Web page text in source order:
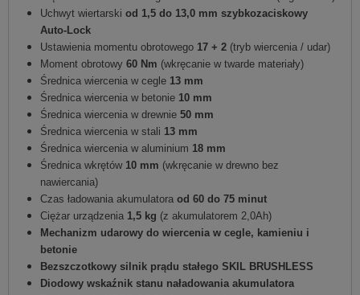
Uchwyt wiertarski od 1,5 do 13,0 mm szybkozaciskowy
Auto-Lock
Ustawienia momentu obrotowego 17 + 2 (tryb wiercenia / udar)
Moment obrotowy 60 Nm (wkręcanie w twarde materiały)
Średnica wiercenia w cegle 13 mm
Średnica wiercenia w betonie 10 mm
Średnica wiercenia w drewnie 50 mm
Średnica wiercenia w stali 13 mm
Średnica wiercenia w aluminium 18 mm
Średnica wkrętów 10 mm (wkręcanie w drewno bez
nawiercania)
Czas ładowania akumulatora od 60 do 75 minut
Ciężar urządzenia 1,5 kg (z akumulatorem 2,0Ah)
Mechanizm udarowy do wiercenia w cegle, kamieniu i
betonie
Bezszczotkowy silnik prądu stałego SKIL BRUSHLESS
Diodowy wskaźnik stanu naładowania akumulatora